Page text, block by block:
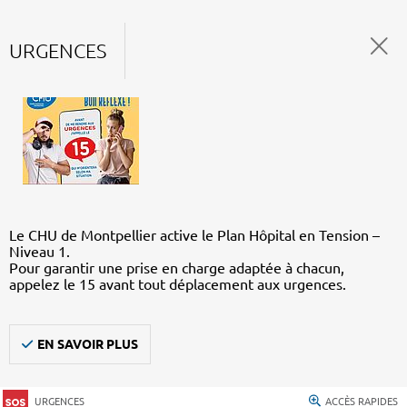
URGENCES
Le CHU de Montpellier active le Plan Hôpital en Tension –
Niveau 1.
Pour garantir une prise en charge adaptée à chacun,
appelez le 15 avant tout déplacement aux urgences.
EN SAVOIR PLUS
URGENCES ACCÈS RAPIDES